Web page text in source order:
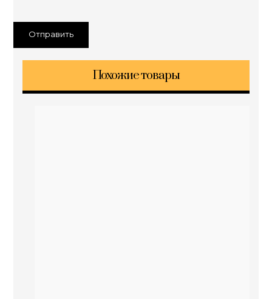
Похожие товары